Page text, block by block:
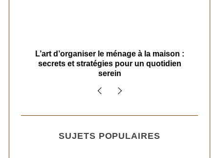
L’art d’organiser le ménage à la maison :
secrets et stratégies pour un quotidien
serein
SUJETS POPULAIRES